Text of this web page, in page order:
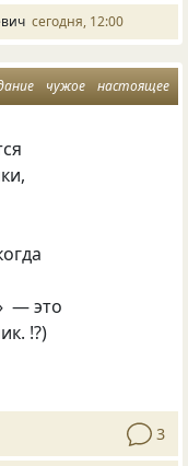
сегодня, 12:00
чужое настоящее
— это
!?)
3